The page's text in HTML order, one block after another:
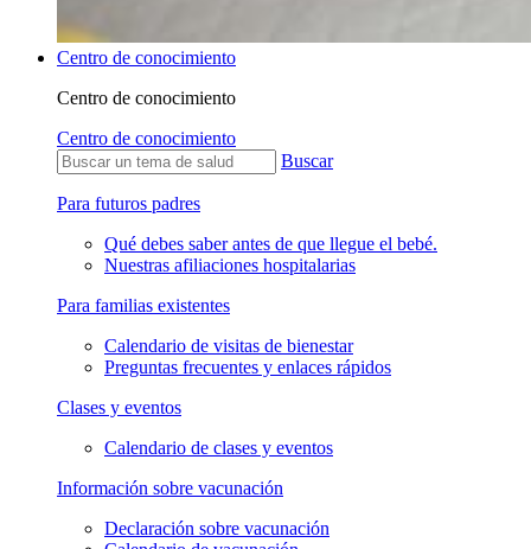
Centro de conocimiento
Centro de conocimiento
Centro de conocimiento
Buscar
Para futuros padres
Qué debes saber antes de que llegue el bebé.
Nuestras afiliaciones hospitalarias
Para familias existentes
Calendario de visitas de bienestar
Preguntas frecuentes y enlaces rápidos
Clases y eventos
Calendario de clases y eventos
Información sobre vacunación
Declaración sobre vacunación